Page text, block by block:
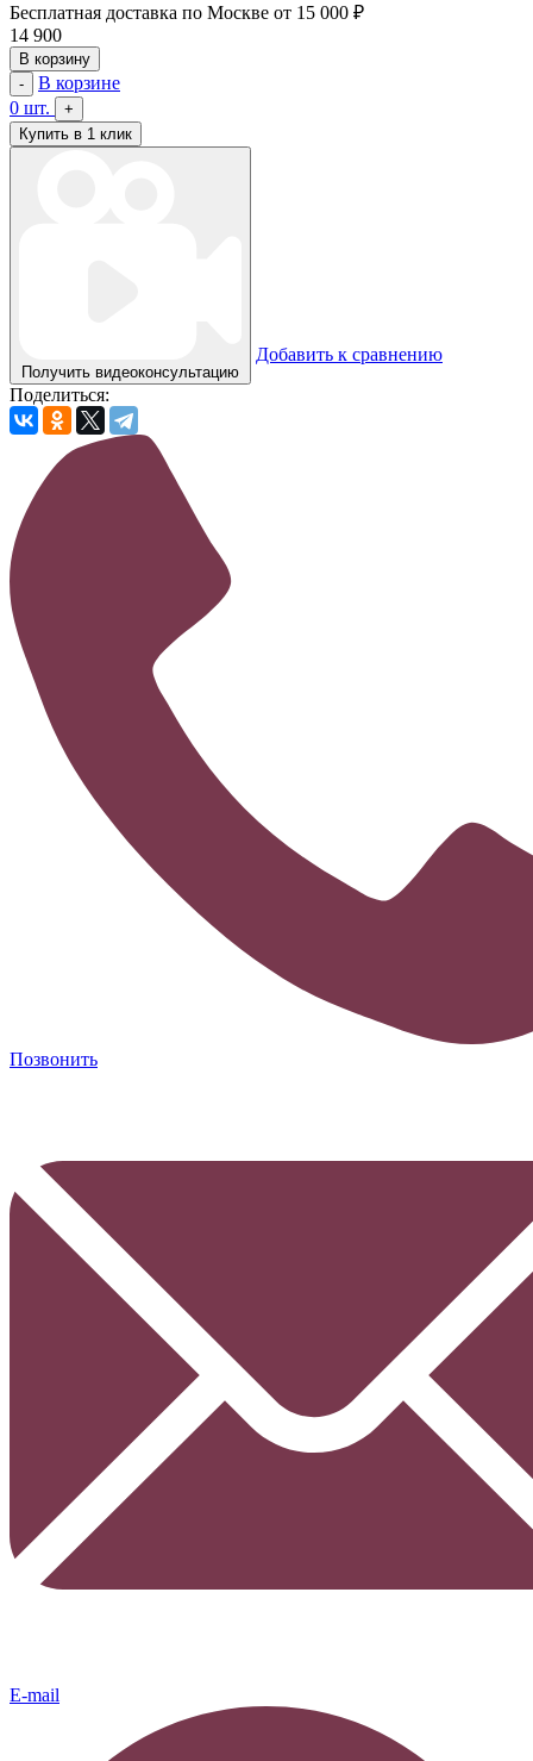
Бесплатная доставка по Москве от 15 000 ₽
14 900
В корзину
-
В корзине
0 шт.
+
Купить в 1 клик
Получить видеоконсультацию
Добавить к сравнению
Поделиться:
Позвонить
E-mail